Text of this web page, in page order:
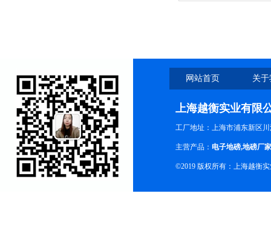
网站首页 关
上海越衡实业有限
工厂地址：上海市浦东新区川
主营产品： 电子地磅,地磅厂家
©2019 版权所有：上海越衡